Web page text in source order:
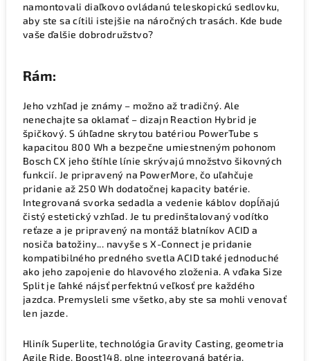
namontovali diaľkovo ovládanú teleskopickú sedlovku,
aby ste sa cítili istejšie na náročných trasách. Kde bude
vaše ďalšie dobrodružstvo?
Rám:
Jeho vzhľad je známy – možno až tradičný. Ale
nenechajte sa oklamať – dizajn Reaction Hybrid je
špičkový. S úhľadne skrytou batériou PowerTube s
kapacitou 800 Wh a bezpečne umiestneným pohonom
Bosch CX jeho štíhle línie skrývajú množstvo šikovných
funkcií. Je pripravený na PowerMore, čo uľahčuje
pridanie až 250 Wh dodatočnej kapacity batérie.
Integrovaná svorka sedadla a vedenie káblov dopĺňajú
čistý estetický vzhľad. Je tu predinštalovaný vodítko
reťaze a je pripravený na montáž blatníkov ACID a
nosiča batožiny... navyše s X-Connect je pridanie
kompatibilného predného svetla ACID také jednoduché
ako jeho zapojenie do hlavového zloženia. A vďaka Size
Split je ľahké nájsť perfektnú veľkosť pre každého
jazdca. Premysleli sme všetko, aby ste sa mohli venovať
len jazde.
Hliník Superlite, technológia Gravity Casting, geometria
Agile Ride, Boost148, plne integrovaná batéria,